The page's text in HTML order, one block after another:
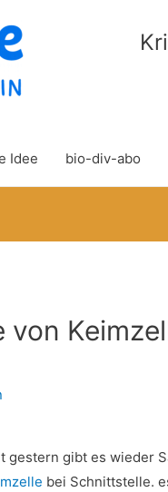
Idee bio-div-abo
von
gestern gibt es wieder
bei Schnittstelle.